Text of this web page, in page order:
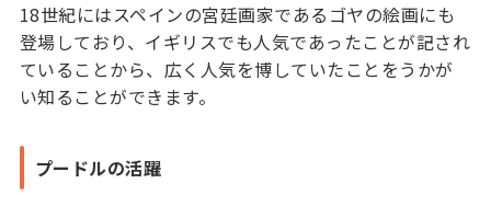
18世紀にはスペインの宮廷画家であるゴヤの絵画にも
登場しており、イギリスでも人気であったことが記され
ていることから、広く人気を博していたことをうかが
い知ることができます。
プードルの活躍